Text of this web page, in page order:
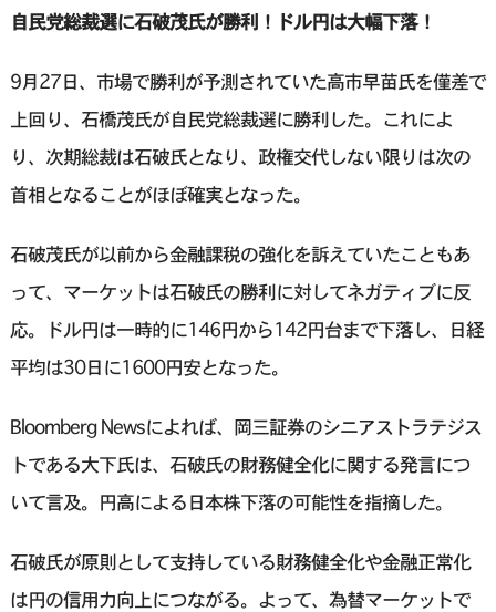
自民党総裁選に石破茂氏が勝利！ドル円は大幅下落！
9月27日、市場で勝利が予測されていた高市早苗氏を僅差で
上回り、石橋茂氏が自民党総裁選に勝利した。これによ
り、次期総裁は石破氏となり、政権交代しない限りは次の
首相となることがほぼ確実となった。
石破茂氏が以前から金融課税の強化を訴えていたこともあ
って、マーケットは石破氏の勝利に対してネガティブに反
応。ドル円は一時的に146円から142円台まで下落し、日経
平均は30日に1600円安となった。
Bloomberg Newsによれば、岡三証券のシニアストラテジス
トである大下氏は、石破氏の財務健全化に関する発言につ
いて言及。円高による日本株下落の可能性を指摘した。
石破氏が原則として支持している財務健全化や金融正常化
は円の信用力向上につながる。よって、為替マーケットで